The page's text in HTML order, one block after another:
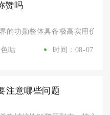
赞吗
的功勋整体具备极高实用价值
咕 时间：08-07
注意哪些问题